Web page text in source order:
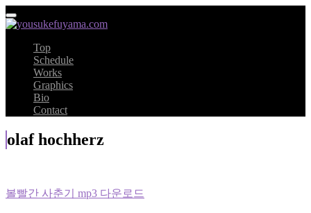
Top
Schedule
Works
Graphics
Bio
Contact
olaf hochherz
볼빨간 사춘기 mp3 다운로드